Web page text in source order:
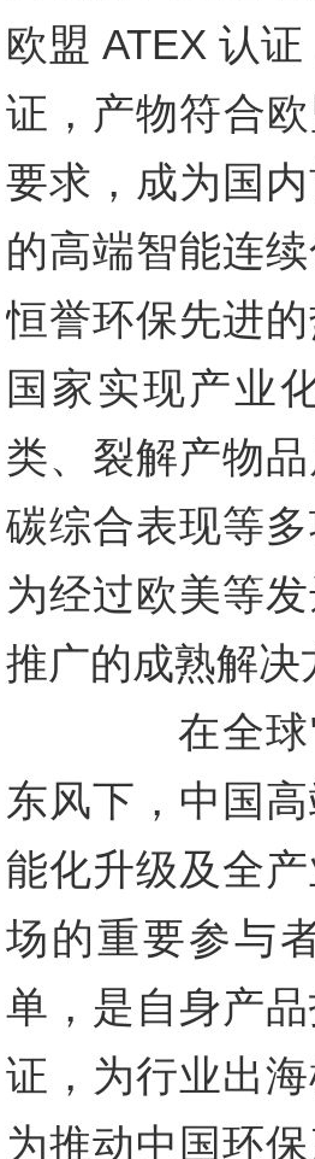
欧盟 ATEX 认
证，产物符合
要求，成为国
的高端智能连
恒誉环保先进
国家实现产业
类、裂解产物
碳综合表现等
为经过欧美等
推广的成熟解决
在全球"
东风下，中国
能化升级及全
场的重要参与
单，是自身产
证，为行业出
为推动中国环